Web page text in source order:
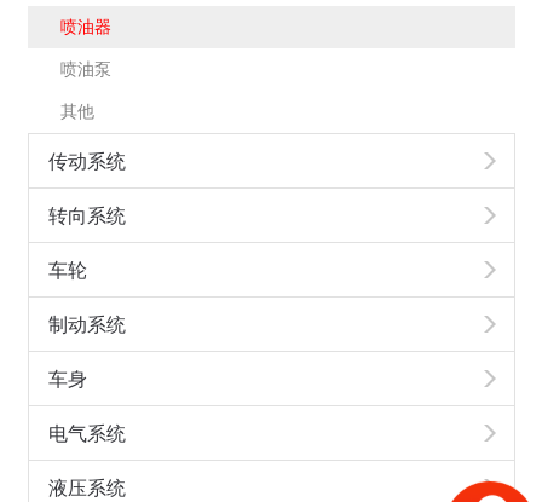
喷油器
喷油泵
其他
传动系统
转向系统
车轮
制动系统
车身
电气系统
液压系统